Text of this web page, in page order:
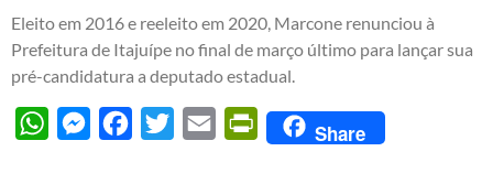
Eleito em 2016 e reeleito em 2020, Marcone renunciou à
Prefeitura de Itajuípe no final de março último para lançar sua
pré-candidatura a deputado estadual.
WhatsAppMessengerFacebook
Twitter Email PrintFriendly
Share